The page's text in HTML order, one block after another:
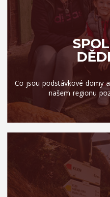
Co jsou podstávkové domy
našem regionu